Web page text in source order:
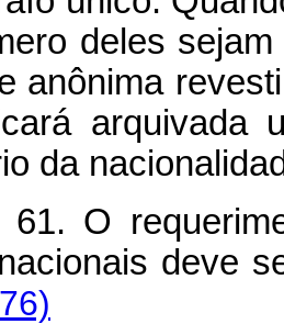
deles
anônima
arquivada
da
61. O
deve